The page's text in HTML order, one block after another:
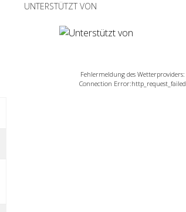
UNTERSTÜTZT VON
Fehlermeldung des Wetterproviders:
Connection Error:http_request_failed